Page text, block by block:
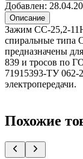
Добавлен:
Описание
Зажим СС-25,2-
спиральные типа
предназначены
839 и тросов по
71915393-ТУ 062-
электропередачи.
Похожие